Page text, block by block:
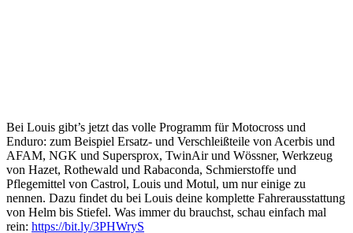
Bei Louis gibt’s jetzt das volle Programm für Motocross und
Enduro: zum Beispiel Ersatz- und Verschleißteile von Acerbis und
AFAM, NGK und Supersprox, TwinAir und Wössner, Werkzeug
von Hazet, Rothewald und Rabaconda, Schmierstoffe und
Pflegemittel von Castrol, Louis und Motul, um nur einige zu
nennen. Dazu findet du bei Louis deine komplette Fahrerausstattung
von Helm bis Stiefel. Was immer du brauchst, schau einfach mal
rein: https://bit.ly/3PHWryS